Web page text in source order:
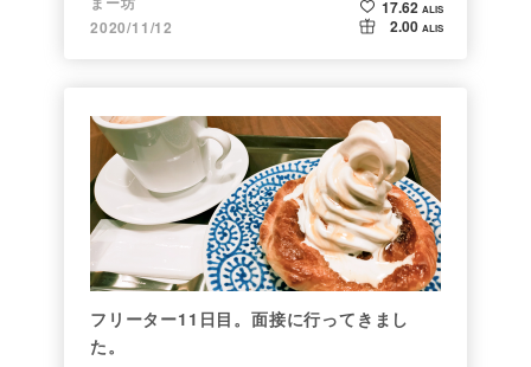
2020/11/12
17.62 ALIS
2.00 ALIS
フリーター11日目。面接に行ってきまし
た。